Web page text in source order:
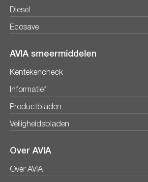
Diesel
Ecosave
AVIA smeermiddelen
Kentekencheck
Informatief
Productbladen
Veiligheidsbladen
Over AVIA
Over AVIA